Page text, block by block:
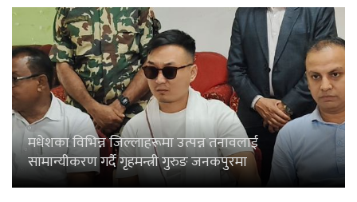
मधेशका विभिन्न जिल्लाहरूमा उत्पन्न तनावलाई
सामान्यीकरण गर्दै गृहमन्त्री गुरुङ जनकपुरमा